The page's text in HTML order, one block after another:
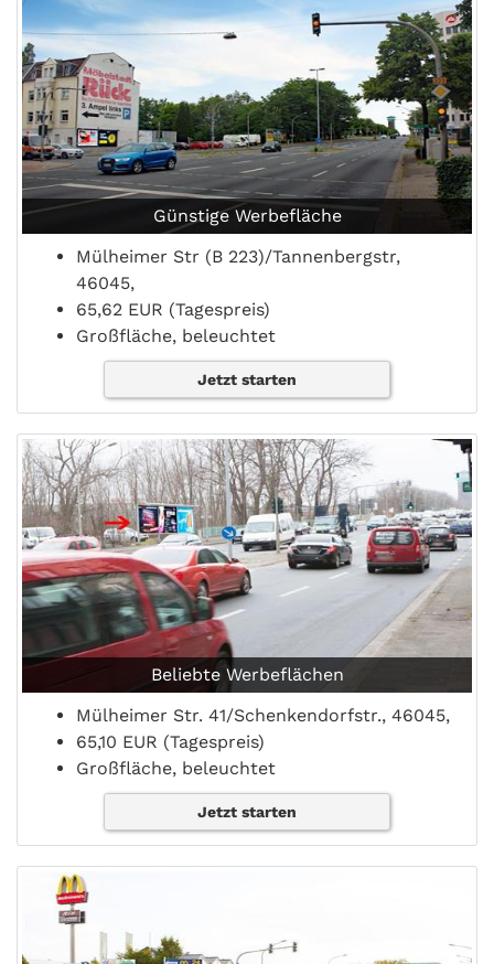
Günstige Werbefläche
Mülheimer Str (B 223)/Tannenbergstr,
46045,
65,62 EUR (Tagespreis)
Großfläche, beleuchtet
Jetzt starten
Beliebte Werbeflächen
Mülheimer Str. 41/Schenkendorfstr., 46045,
65,10 EUR (Tagespreis)
Großfläche, beleuchtet
Jetzt starten